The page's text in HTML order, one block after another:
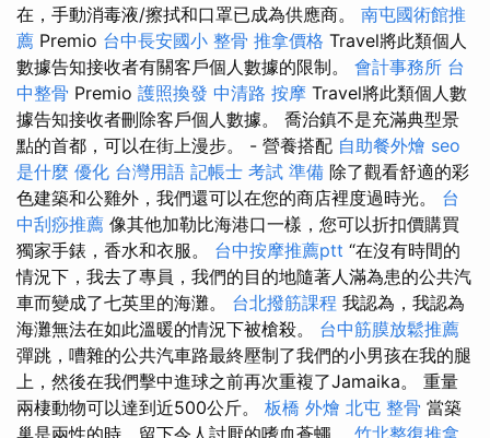
在，手動消毒液/擦拭和口罩已成為供應商。 南屯國術館推
薦 Premio 台中長安國小 整骨 推拿價格 Travel將此類個人
數據告知接收者有關客戶個人數據的限制。 會計事務所 台
中整骨 Premio 護照換發 中清路 按摩 Travel將此類個人數
據告知接收者刪除客戶個人數據。 喬治鎮不是充滿典型景
點的首都，可以在街上漫步。 - 營養搭配 自助餐外燴 seo
是什麼 優化 台灣用語 記帳士 考試 準備 除了觀看舒適的彩
色建築和公雞外，我們還可以在您的商店裡度過時光。 台
中刮痧推薦 像其他加勒比海港口一樣，您可以折扣價購買
獨家手錶，香水和衣服。 台中按摩推薦ptt “在沒有時間的
情況下，我去了專員，我們的目的地隨著人滿為患的公共汽
車而變成了七英里的海灘。 台北撥筋課程 我認為，我認為
海灘無法在如此溫暖的情況下被槍殺。 台中筋膜放鬆推薦
彈跳，嘈雜的公共汽車路最終壓制了我們的小男孩在我的腿
上，然後在我們擊中進球之前再次重複了Jamaika。 重量
兩棲動物可以達到近500公斤。 板橋 外燴 北屯 整骨 當築
巢是兩性的時，留下令人討厭的嗜血蒼蠅。 竹北整復推拿